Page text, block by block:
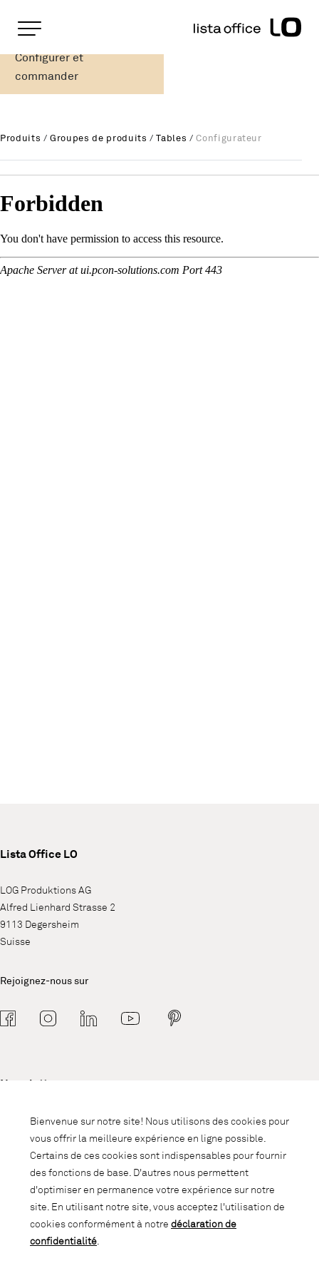
LO Education
Page d'accueil
Main Navigation
Contenu
Méta-navigation
Rootline
Configurer et
commander
Produits /Groupes de produits /Tables /Configurateur
Lista Office LO
LOG Produktions AG
Alfred Lienhard Strasse 2
9113 Degersheim
Suisse
Rejoignez-nous sur
Newsletter
Abonnez-vous à notre newsletter et
soyez informé des promotions, des
nouveautés et des trends d'intérieur.
Bienvenue sur notre site! Nous utilisons des cookies pour
vous offrir la meilleure expérience en ligne possible.
Certains de ces cookies sont indispensables pour fournir
des fonctions de base. D'autres nous permettent
d'optimiser en permanence votre expérience sur notre
site. En utilisant notre site, vous acceptez l'utilisation de
cookies conformément à notre déclaration de
confidentialité